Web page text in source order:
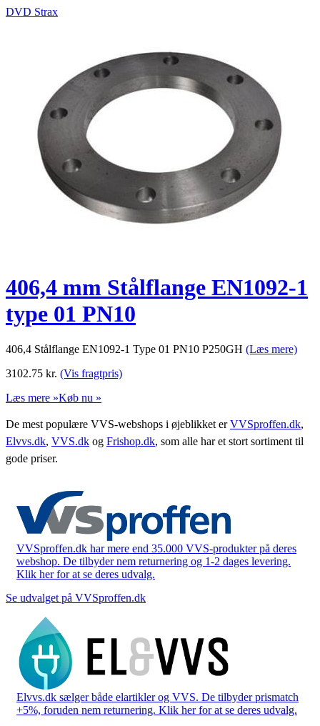
DVD Strax
406,4 mm Stålflange EN1092-1
type 01 PN10
406,4 Stålflange EN1092-1 Type 01 PN10 P250GH (Læs mere)
3102.75 kr. (Vis fragtpris)
Læs mere »Køb nu »
De mest populære VVS-webshops i øjeblikket erVVSproffen.dk,
Elvvs.dk, VVS.dk og Frishop.dk, som alle har et stort sortiment til
gode priser.
VVSproffen.dk har mere end 35.000 VVS-produkter på deres
webshop. De tilbyder nem returnering og 1-2 dages levering.
Klik her for at se deres udvalg.
Se udvalget på VVSproffen.dk
Elvvs.dk sælger både elartikler og VVS. De tilbyder prismatch
+5%, foruden nem returnering. Klik her for at se deres udvalg.